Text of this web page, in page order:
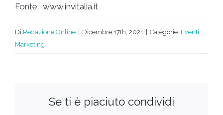
Fonte: www.invitalia.it
Di Redazione Online | Dicembre 17th, 2021 | Categorie: Eventi
Marketing
Se ti è piaciuto condividi